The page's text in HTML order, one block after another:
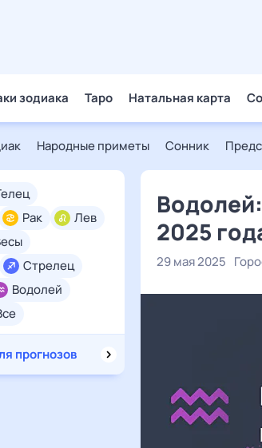
зодиака Таро Натальная карта
Народные приметы Сонник
Рак
Лев
Стрелец
Водолей
прогнозов
2025
29 мая 2025